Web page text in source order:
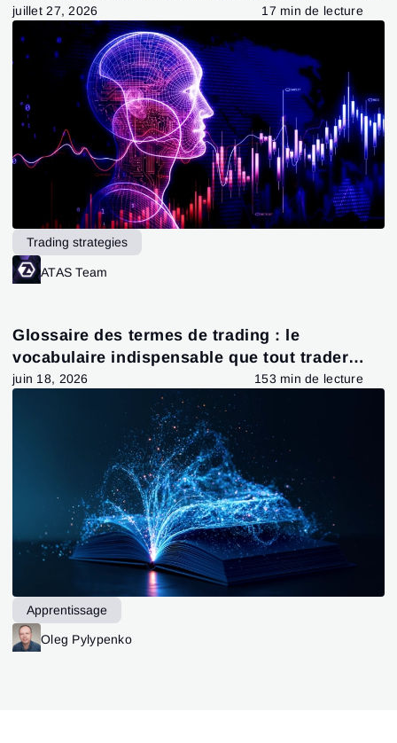
marché
juillet 27, 2026 17 min de lecture
Trading strategies
ATAS Team
Glossaire des termes de trading : le
vocabulaire indispensable que tout trader
devrait connaître
juin 18, 2026 153 min de lecture
Apprentissage
Oleg Pylypenko